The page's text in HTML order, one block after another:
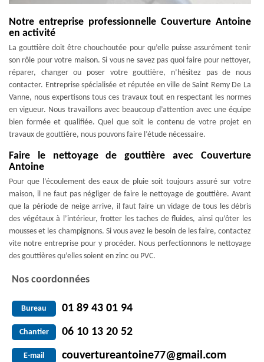
Notre entreprise professionnelle Couverture Antoine
en activité
La gouttière doit être chouchoutée pour qu’elle puisse assurément tenir
son rôle pour votre maison. Si vous ne savez pas quoi faire pour nettoyer,
réparer, changer ou poser votre gouttière, n’hésitez pas de nous
contacter. Entreprise spécialisée et réputée en ville de Saint Remy De La
Vanne, nous expertisons tous ces travaux tout en respectant les normes
en vigueur. Nous travaillons avec beaucoup d’attention avec une équipe
bien formée et qualifiée. Quel que soit le contenu de votre projet en
travaux de gouttière, nous pouvons faire l’étude nécessaire.
Faire le nettoyage de gouttière avec Couverture
Antoine
Pour que l’écoulement des eaux de pluie soit toujours assuré sur votre
maison, il ne faut pas négliger de faire le nettoyage de gouttière. Avant
que la période de neige arrive, il faut faire un vidage de tous les débris
des végétaux à l’intérieur, frotter les taches de fluides, ainsi qu’ôter les
mousses et les champignons. Si vous avez le besoin de les faire, contactez
vite notre entreprise pour y procéder. Nous perfectionnons le nettoyage
des gouttières qu’elles soient en zinc ou PVC.
Nos coordonnées
Bureau 01 89 43 01 94
Chantier 06 10 13 20 52
E-mail couvertureantoine77@gmail.com